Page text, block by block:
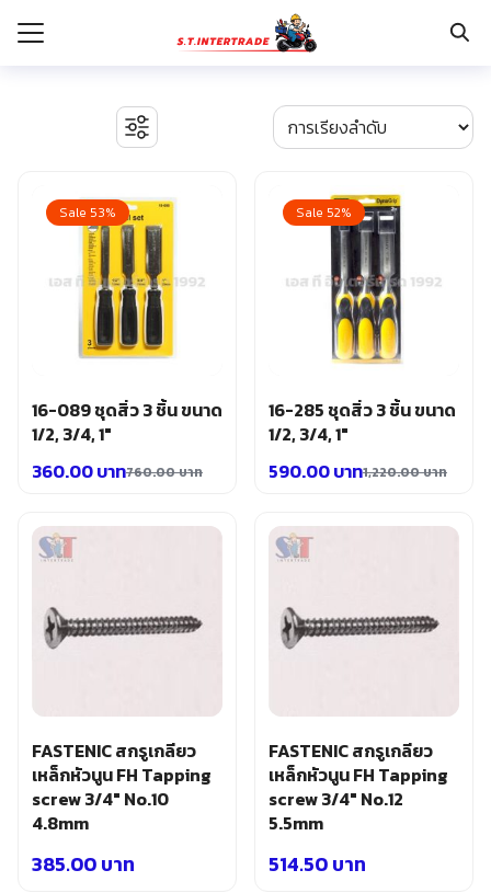
งานระบบไฟฟ้า
ตู้เซฟ
ปั๊มน้ำ ปั๊มน้ำอัตโนมัติ อุปกรณ์ระบบน้ำ
ปั๊มลม อุปกรณ์ระบบลม
มอเตอร์และอุปกรณ์ส่งกำลัง
รอก แม่แรงทุ่นกำลัง
ระบบพุกฝังคอนกรีต
อุปกรณ์ก่อสร้าง
อุปกรณ์ทำสวน การเกษตร
อุปกรณ์เซฟตี้
เคมีภัณฑ์ กาว เทปกาว
เครื่องกำเนิดไฟฟ้า
เครื่องมือวัด
เครื่องมือไฟฟ้า
เฟอร์นิเจอร์สำนักงาน
เฟอร์นิเจอร์สำหรับบ้าน
Sale 53%
16-089 ชุดสิ่ว 3 ชิ้น ขนาด
1/2, 3/4, 1″
760.00บาท
was:
760.00 บาท.
360.00บาท
is:
360.00 บาท.
Sale 52%
16-285 ชุดสิ่ว 3 ชิ้น ขนาด
1/2, 3/4, 1″
1,220.00บาท
was:
1,220.00 บาท.
590.00บาท
is:
590.00 บาท.
FASTENIC สกรูเกลียว
เหล็กหัวนูน FH Tapping
screw 3/4″ No.10
4.8mm
385.00บาท
FASTENIC สกรูเกลียว
เหล็กหัวนูน FH Tapping
screw 3/4″ No.12
5.5mm
514.50บาท